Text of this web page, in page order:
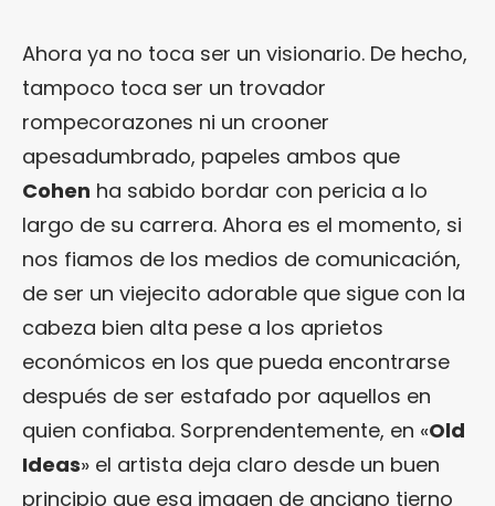
Ahora ya no toca ser un visionario. De hecho,
tampoco toca ser un trovador
rompecorazones ni un crooner
apesadumbrado, papeles ambos que
Cohen ha sabido bordar con pericia a lo
largo de su carrera. Ahora es el momento, si
nos fiamos de los medios de comunicación,
de ser un viejecito adorable que sigue con la
cabeza bien alta pese a los aprietos
económicos en los que pueda encontrarse
después de ser estafado por aquellos en
quien confiaba. Sorprendentemente, en «Old
Ideas» el artista deja claro desde un buen
principio que esa imagen de anciano tierno